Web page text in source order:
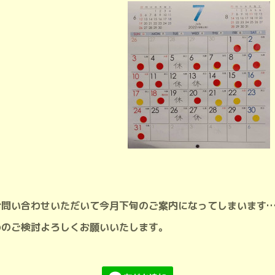
い合わせいただいて今月下旬のご案内になってしまいます
ご検討よろしくお願いいたします。